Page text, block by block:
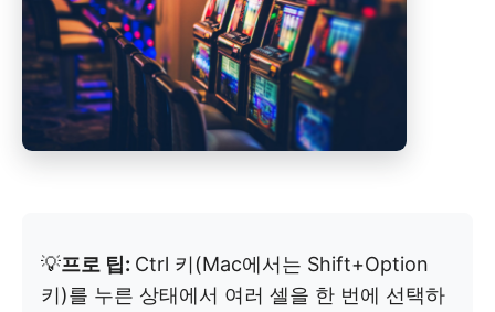
💡프로 팁: Ctrl 키(Mac에서는 Shift+Option
키)를 누른 상태에서 여러 셀을 한 번에 선택하